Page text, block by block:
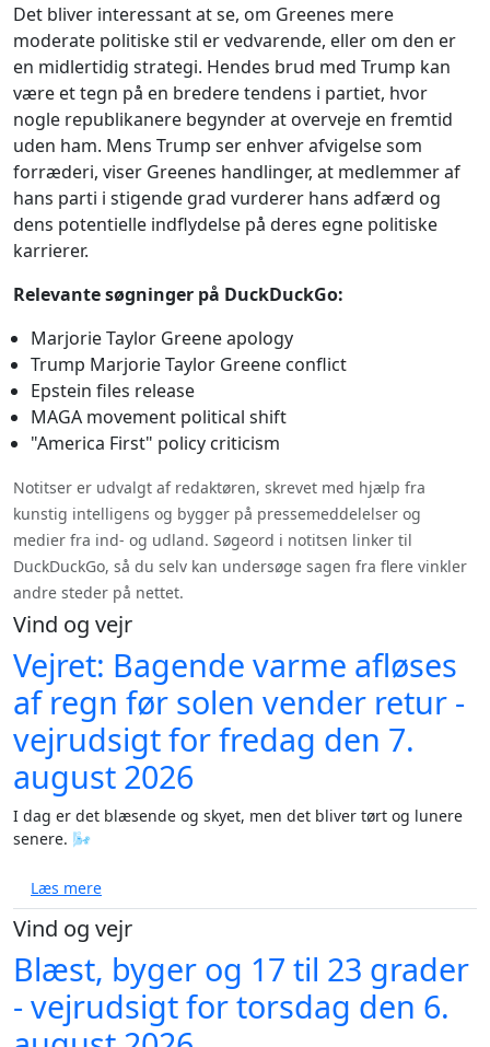
Det bliver interessant at se, om Greenes mere
moderate politiske stil er vedvarende, eller om den er
en midlertidig strategi. Hendes brud med Trump kan
være et tegn på en bredere tendens i partiet, hvor
nogle republikanere begynder at overveje en fremtid
uden ham. Mens Trump ser enhver afvigelse som
forræderi, viser Greenes handlinger, at medlemmer af
hans parti i stigende grad vurderer hans adfærd og
dens potentielle indflydelse på deres egne politiske
karrierer.
Relevante søgninger på DuckDuckGo:
Marjorie Taylor Greene apology
Trump Marjorie Taylor Greene conflict
Epstein files release
MAGA movement political shift
"America First" policy criticism
Notitser er udvalgt af redaktøren, skrevet med hjælp fra
kunstig intelligens og bygger på pressemeddelelser og
medier fra ind- og udland. Søgeord i notitsen linker til
DuckDuckGo, så du selv kan undersøge sagen fra flere vinkler
andre steder på nettet.
Vind og vejr
Vejret: Bagende varme afløses
af regn før solen vender retur -
vejrudsigt for fredag den 7.
august 2026
I dag er det blæsende og skyet, men det bliver tørt og lunere
senere. 🌬️
Læs mereom Vejret: Bagende varme afløses af regn før
Vind og vejr
Blæst, byger og 17 til 23 grader
- vejrudsigt for torsdag den 6.